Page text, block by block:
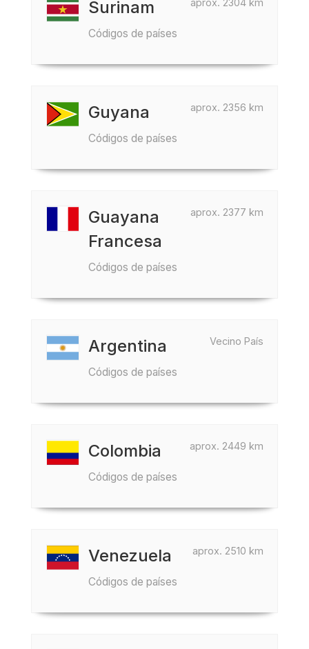
aprox. 2304 km
Surinam
Códigos de países
aprox. 2356 km
Guyana
Códigos de países
aprox. 2377 km
Guayana
Francesa
Códigos de países
Vecino País
Argentina
Códigos de países
aprox. 2449 km
Colombia
Códigos de países
aprox. 2510 km
Venezuela
Códigos de países